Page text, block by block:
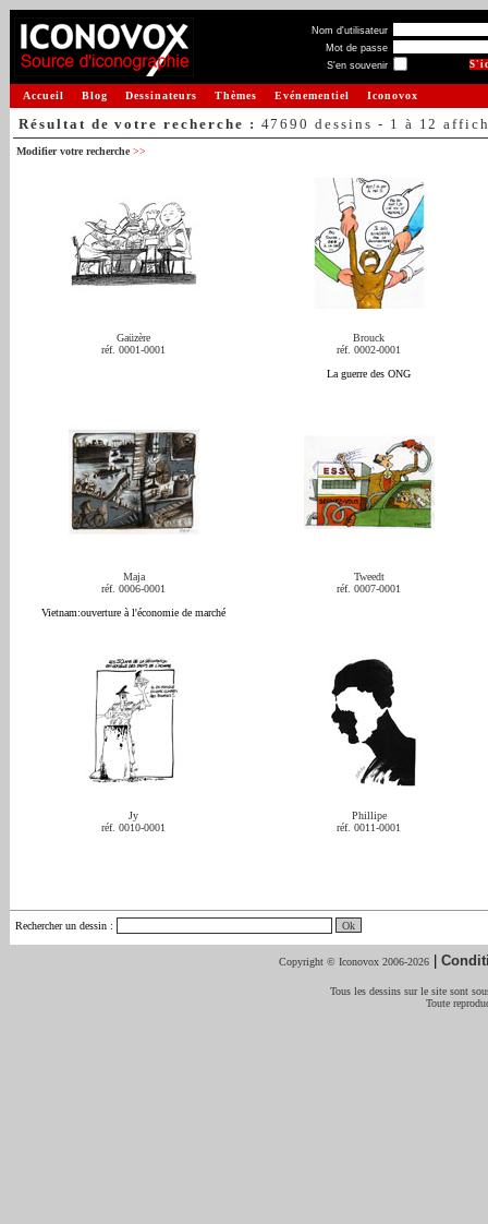
Nom d'utilisateur
Mot de passe
S'en souvenir
Accueil Blog Dessinateurs Thèmes Evénementiel Iconovox
Résultat de votre recherche : 47690 dessins - 1 à 12
Modifier votre recherche >>
Gaüzère
réf. 0001-0001
Brouck
réf. 0002-0001
La guerre des ONG
Maja
réf. 0006-0001
Vietnam:ouverture à l'économie de marché
Tweedt
réf. 0007-0001
Jy
réf. 0010-0001
Phillipe
réf. 0011-0001
Rechercher un dessin :
Copyright © Iconovox 2006-2026 |
Tous les dessins sur le site sont
Toute